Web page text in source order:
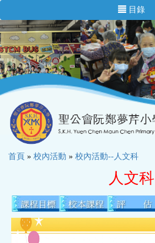
目錄
首頁 » 校內活動 » 校內活動--人文科
人文科